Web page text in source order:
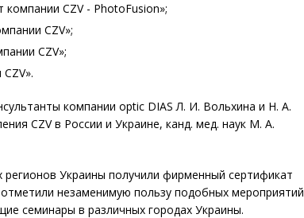
CZV - PhotoFusion»;
CZV»;
CZV»;
компании optic DIAS Л. И. Вольхина и Н. А.
CZV в России и Украине, канд. мед. наук М. А.
регионов Украины получили фирменный сертификат
незаменимую пользу подобных мероприятий
семинары в различных городах Украины.